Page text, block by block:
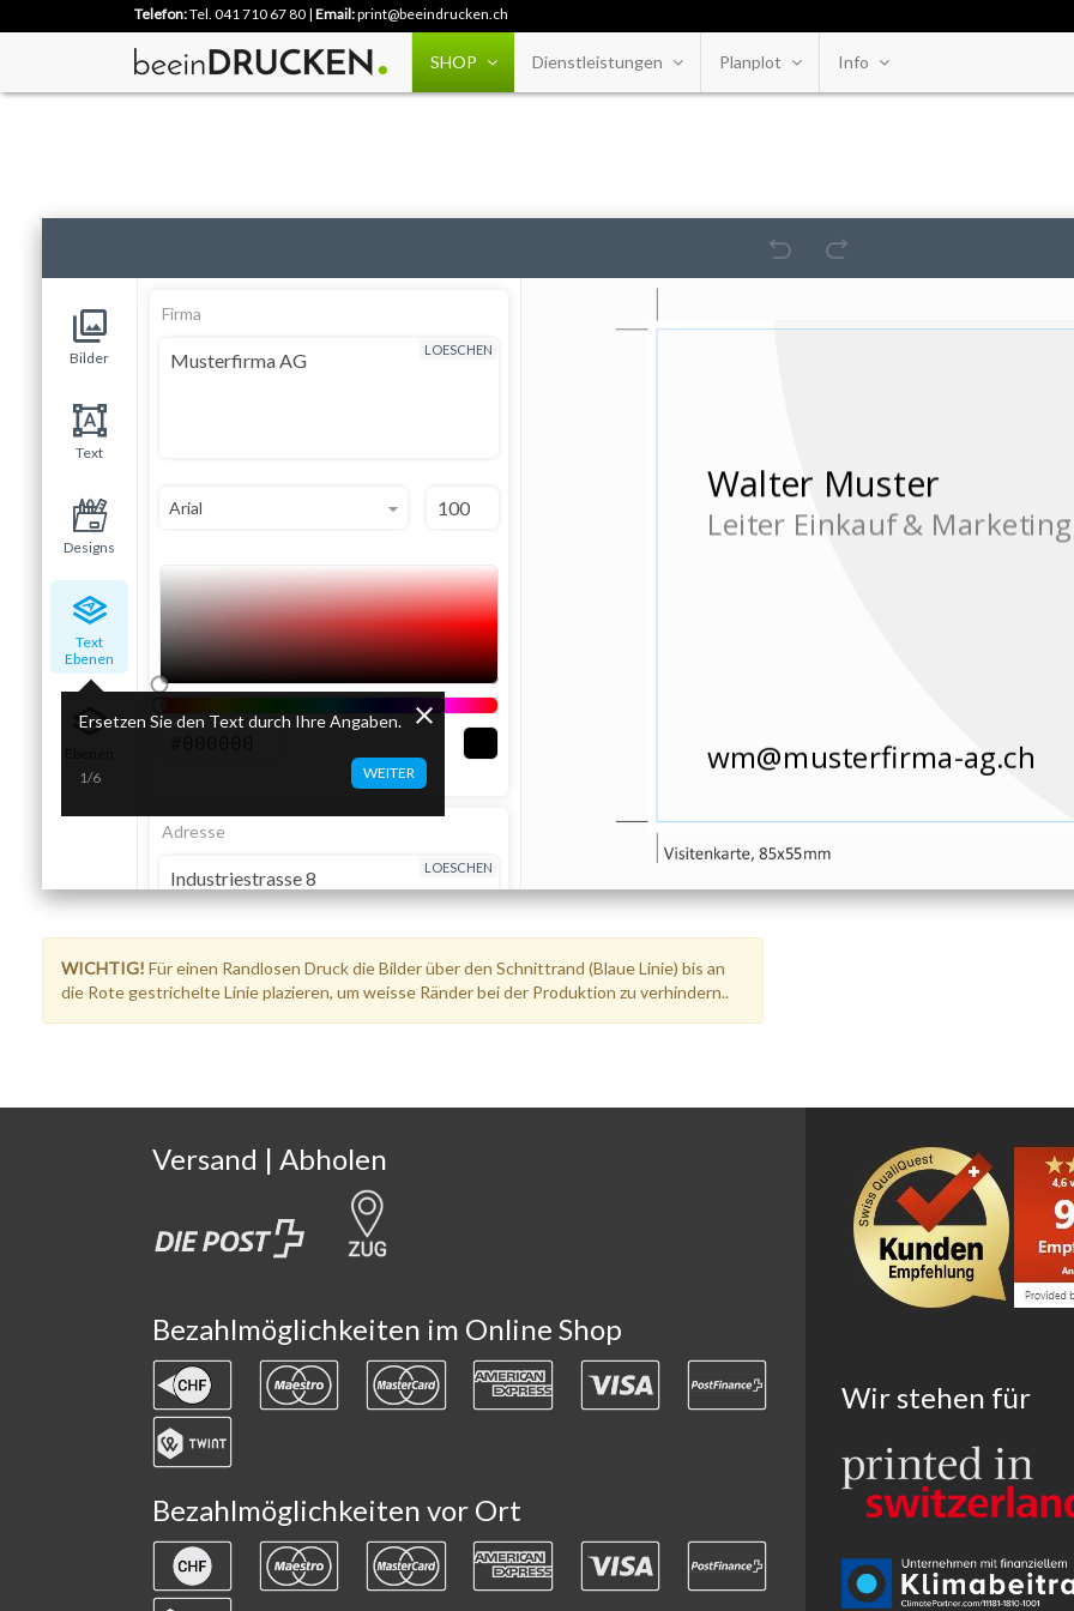
Telefon:Tel. 041 710 67 80 | Email:print@beeindrucken.ch
SHOP Dienstleistungen Planplot
Info
FÃ¼r einen Randlosen Druck die Bilder Ã¼ber den Schnittrand bis an die Rote Linie plazieren um weisse RÃ¤nder be der
Bilder
Text
Designs
Text
Ebenen
Firma
LOESCHEN
Adresse
LOESCHEN
LOESCHEN
WICHTIG! Für einen Randlosen Druck die Bilder über den Schnittrand (Blaue Linie) bis an
die Rote gestrichelte Linie plazieren, um weisse Ränder bei der Produktion zu verhindern..
Versand | Abholen
Bezahlmöglichkeiten im Online Shop
Bezahlmöglichkeiten vor Ort
Wir stehen für
Ersetzen Sie den Text durch Ihre Angaben.
WEITER
1/6